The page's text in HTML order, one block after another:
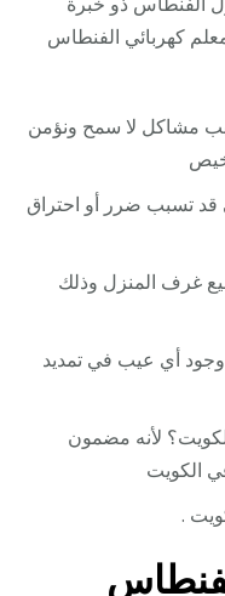
كهربائي الفنطاس
مشاكل لا سمح ونؤمن
قد تسبب ضرر أو احتراق
غرف المنزل وذلك
أي عيب في تمديد
لأنه مضمون
الكويت
.